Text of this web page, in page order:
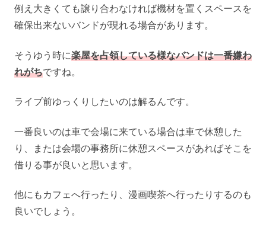
例え大きくても譲り合わなければ機材を置くスペースを
確保出来ないバンドが現れる場合があります。
そうゆう時に楽屋を占領している様なバンドは一番嫌わ
れがちですね。
ライブ前ゆっくりしたいのは解るんです。
一番良いのは車で会場に来ている場合は車で休憩した
り、または会場の事務所に休憩スペースがあればそこを
借りる事が良いと思います。
他にもカフェへ行ったり、漫画喫茶へ行ったりするのも
良いでしょう。